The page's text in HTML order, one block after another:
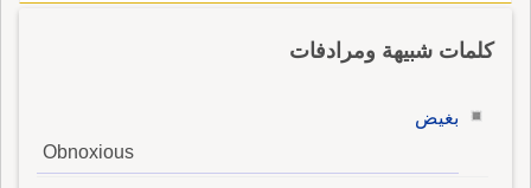
كلمات شبيهة ومرادفات
بغيض
Obnoxious